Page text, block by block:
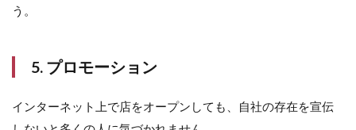
3.3
ンド
に敏
う。
5. プロモーション
インターネット上で店をオープンしても、自社の存在を宣伝